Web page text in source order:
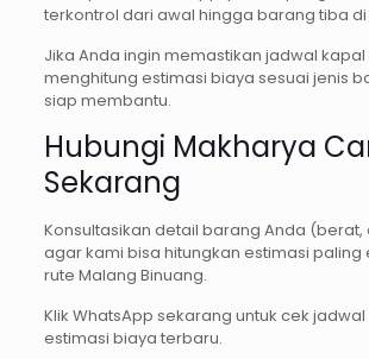
terkontrol dari awal hingga barang tiba di
Jika Anda ingin memastikan jadwal
menghitung estimasi biaya sesuai jenis
siap membantu.
Hubungi Makharya
Sekarang
Konsultasikan detail barang Anda (berat,
agar kami bisa hitungkan estimasi paling
rute Malang Binuang.
Klik WhatsApp sekarang untuk cek
estimasi biaya terbaru.